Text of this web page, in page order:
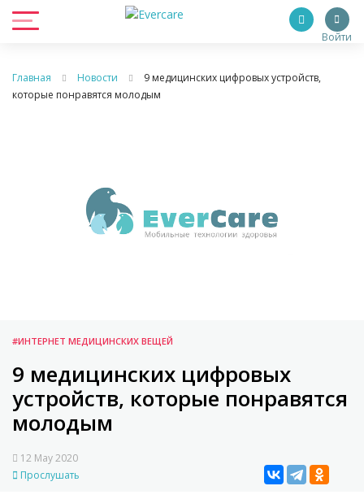
Войти
Главная Новости
9 медицинских цифровых устройств,
которые понравятся молодым
#ИНТЕРНЕТ МЕДИЦИНСКИХ ВЕЩЕЙ
9 медицинских цифровых
устройств, которые понравятся
молодым
12 May 2020
Прослушать